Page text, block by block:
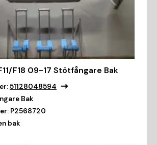
F18 09-17 Stötfångare Bak
51128048594
Bak
P2568720
bak